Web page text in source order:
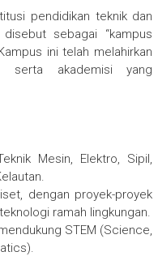
pendidikan teknik dan
sebagai “kampus
ini telah melahirkan
serta akademisi yang
Mesin, Elektro, Sipil,
dengan proyek-proyek
ramah lingkungan.
STEM (Science,